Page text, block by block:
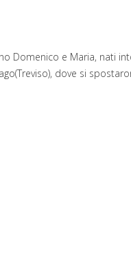
Domenico e Maria, nati
dove si